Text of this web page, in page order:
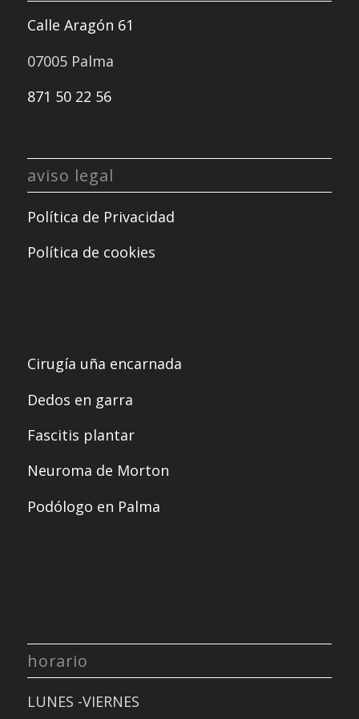
Calle Aragón 61
07005 Palma
871 50 22 56
aviso legal
Política de Privacidad
Política de cookies
Cirugía uña encarnada
Dedos en garra
Fascitis plantar
Neuroma de Morton
Podólogo en Palma
horario
LUNES -VIERNES